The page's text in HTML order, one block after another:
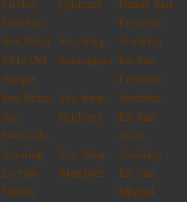
Envios
Martinez
Quilmes
Desde San
Fernando
Sex Shop
Villa Del
Parque
Sex Shop
Sanmiguel
Sexshop
En San
Fernando
Sex Shop
San
Fernando
Sex shop
Quilmes
Sexshop
En San
Justo
Sexshop
En San
Martin
Sex Shop
Martinez
Sexshop
En San
Miguel